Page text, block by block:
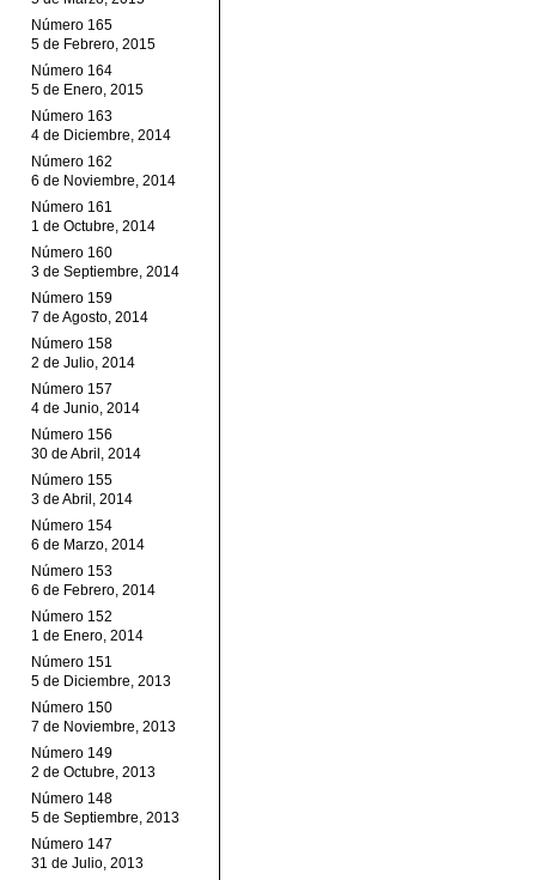
Número 165
5 de Febrero, 2015
Número 164
5 de Enero, 2015
Número 163
4 de Diciembre, 2014
Número 162
6 de Noviembre, 2014
Número 161
1 de Octubre, 2014
Número 160
3 de Septiembre, 2014
Número 159
7 de Agosto, 2014
Número 158
2 de Julio, 2014
Número 157
4 de Junio, 2014
Número 156
30 de Abril, 2014
Número 155
3 de Abril, 2014
Número 154
6 de Marzo, 2014
Número 153
6 de Febrero, 2014
Número 152
1 de Enero, 2014
Número 151
5 de Diciembre, 2013
Número 150
7 de Noviembre, 2013
Número 149
2 de Octubre, 2013
Número 148
5 de Septiembre, 2013
Número 147
31 de Julio, 2013